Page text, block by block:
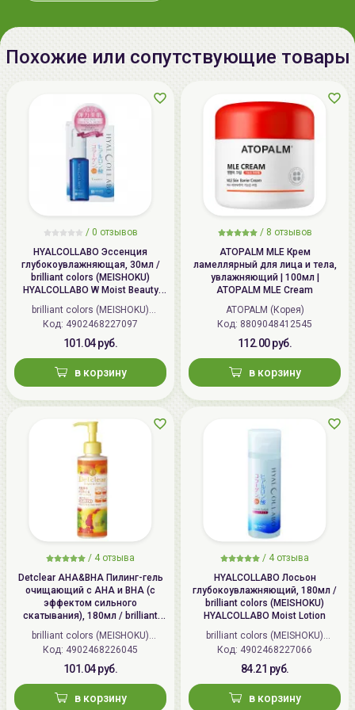
Для достижения наибольшего эффекта
косметические средства отIt'S SKIN.
Республика Корея, Republic of
Gangnam-gu, Seoul. / TEL : 82-2-
3450-0125 Fax : 82-2-3450-0296
Импортер в
Беларусь:
ИП Мигаль Наталья Петровна,
УНП 192179286, Беларусь,
220020 Минск, ул.Радужная 4/1-
136. www.allcosmetics.by, E-mail:
Похожие или сопутствующие товары
/ 0 отзывов
HYALCOLLABO Эссенция
глубокоувлажняющая, 30мл /
brilliant colors (MEISHOKU)
HYALCOLLABO W Moist Beauty
Essence
brilliant colors (MEISHOKU)
(Япония)
Код: 4902468227097
101.04 руб.
в корзину
/ 8 отзывов
ATOPALM MLE Крем
ламеллярный для лица и тела,
увлажняющий | 100мл |
ATOPALM MLE Cream
ATOPALM (Корея)
Код: 8809048412545
112.00 руб.
в корзину
/ 4 отзыва
Detclear AHA&BHA Пилинг-гель
очищающий с AHA и BHA (с
эффектом сильного
скатывания), 180мл / brilliant
colors (MEISHOKU) Detclear
Bright&Peel AHA&BHA Fruits
Peeling Jelly
brilliant colors (MEISHOKU)
(Япония)
Код: 4902468226045
101.04 руб.
в корзину
/ 4 отзыва
HYALCOLLABO Лосьон
глубокоувлажняющий, 180мл /
brilliant colors (MEISHOKU)
HYALCOLLABO Moist Lotion
brilliant colors (MEISHOKU)
(Япония)
Код: 4902468227066
84.21 руб.
в корзину